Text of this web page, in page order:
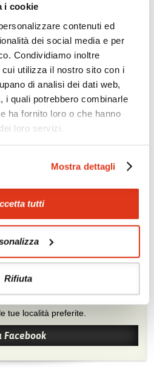
i cookie
contenuti ed
dei social media e per
Condividiamo inoltre
utilizza il nostro sito con i
di analisi dei dati web,
i quali potrebbero combinarle
ha fornito loro o che hanno
loro servizi.
Mostra dettagli
tutti
Rifiuta
Diving
Golf
Arrampicata
Canoa
Benessere
Facebook
tue località preferite.
Facebook